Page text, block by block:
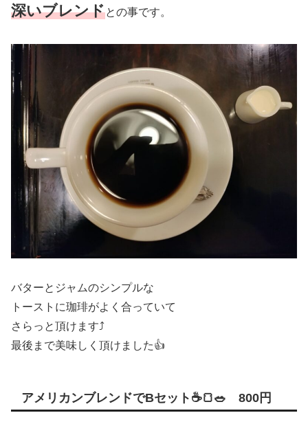
深いブレンドとの事です。
バターとジャムのシンプルな
トーストに珈琲がよく合っていて
さらっと頂けます⤴
最後まで美味しく頂けました👍
アメリカンブレンドでBセット☕🍞🥗 800円